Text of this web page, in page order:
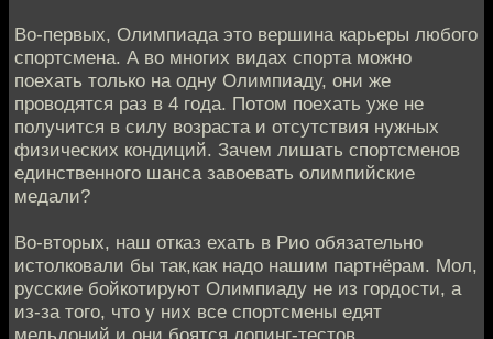
Во-первых, Олимпиада это вершина карьеры любого
спортсмена. А во многих видах спорта можно
поехать только на одну Олимпиаду, они же
проводятся раз в 4 года. Потом поехать уже не
получится в силу возраста и отсутствия нужных
физических кондиций. Зачем лишать спортсменов
единственного шанса завоевать олимпийские
медали?
Во-вторых, наш отказ ехать в Рио обязательно
истолковали бы так,как надо нашим партнёрам. Мол,
русские бойкотируют Олимпиаду не из гордости, а
из-за того, что у них все спортсмены едят
мельдоний и они боятся допинг-тестов.